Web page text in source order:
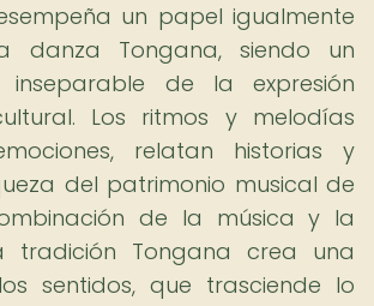
un papel igualmente
danza Tongana, siendo un
inseparable de la expresión
Los ritmos y melodías
relatan historias y
del patrimonio musical de
de la música y la
tradición Tongana crea una
sentidos, que trasciende lo